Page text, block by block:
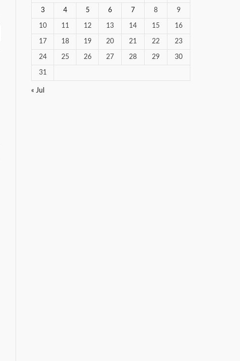
3 4 5 6 7 8 9
10 11 12 13 14 15 16
17 18 19 20 21 22 23
24 25 26 27 28 29 30
31
« Jul